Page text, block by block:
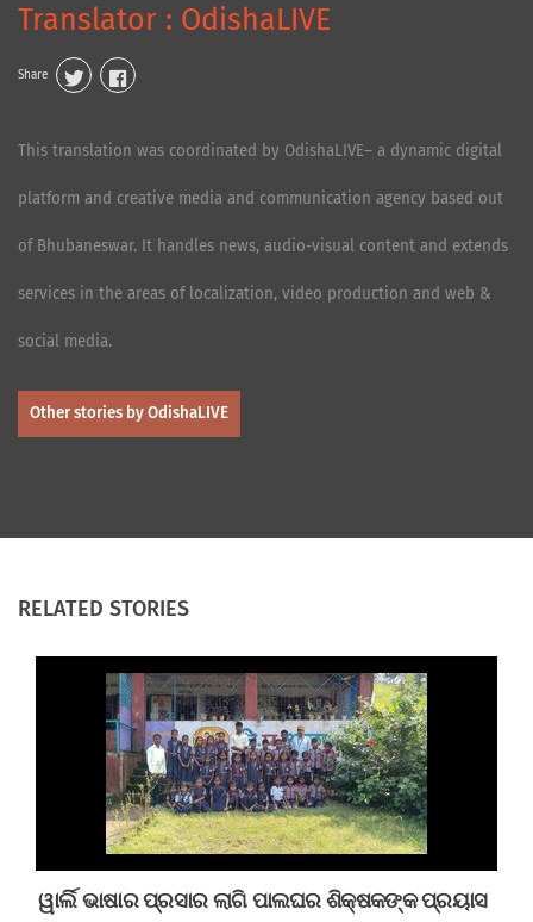
Translator : OdishaLIVE
Share
This translation was coordinated by OdishaLIVE– a dynamic digital
platform and creative media and communication agency based out
of Bhubaneswar. It handles news, audio-visual content and extends
services in the areas of localization, video production and web &
social media.
Other stories by OdishaLIVE
RELATED STORIES
ୱାର୍ଲି ଭାଷାର ପ୍ରସାର ଲାଗି ପାଲଘର ଶିକ୍ଷକଙ୍କ ପ୍ରୟାସ